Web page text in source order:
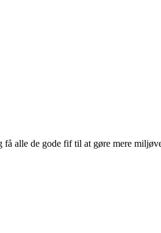
alle de gode fif til at gøre mere